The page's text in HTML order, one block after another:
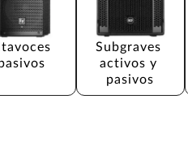
Subgraves
activos y
pasivos